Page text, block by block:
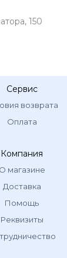
150
Сервис
возврата
Оплата
Компания
О магазине
Доставка
Помощь
Реквизиты